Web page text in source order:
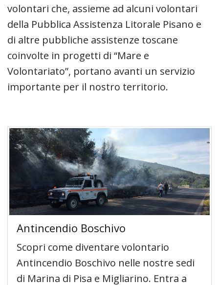
volontari che, assieme ad alcuni volontari
della Pubblica Assistenza Litorale Pisano e
di altre pubbliche assistenze toscane
coinvolte in progetti di “Mare e
Volontariato”, portano avanti un servizio
importante per il nostro territorio.
Antincendio Boschivo
Scopri come diventare volontario
Antincendio Boschivo nelle nostre sedi
di Marina di Pisa e Migliarino. Entra a